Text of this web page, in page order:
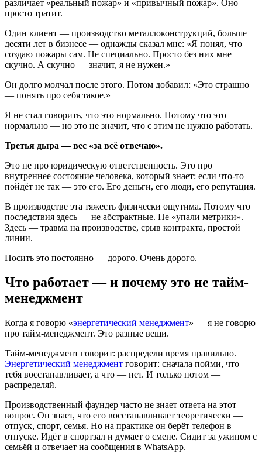
различает «реальный пожар» и «привычный пожар». Оно
просто тратит.
Один клиент — производство металлоконструкций, больше
десяти лет в бизнесе — однажды сказал мне: «Я понял, что
создаю пожары сам. Не специально. Просто без них мне
скучно. А скучно — значит, я не нужен.»
Он долго молчал после этого. Потом добавил: «Это страшно
— понять про себя такое.»
Я не стал говорить, что это нормально. Потому что это
нормально — но это не значит, что с этим не нужно работать.
Третья дыра — вес «за всё отвечаю».
Это не про юридическую ответственность. Это про
внутреннее состояние человека, который знает: если что-то
пойдёт не так — это его. Его деньги, его люди, его репутация.
В производстве эта тяжесть физически ощутима. Потому что
последствия здесь — не абстрактные. Не «упали метрики».
Здесь — травма на производстве, срыв контракта, простой
линии.
Носить это постоянно — дорого. Очень дорого.
Что работает — и почему это не тайм-
менеджмент
Когда я говорю «энергетический менеджмент» — я не говорю
про тайм-менеджмент. Это разные вещи.
Тайм-менеджмент говорит: распредели время правильно.
Энергетический менеджмент говорит: сначала пойми, что
тебя восстанавливает, а что — нет. И только потом —
распределяй.
Производственный фаундер часто не знает ответа на этот
вопрос. Он знает, что его восстанавливает теоретически —
отпуск, спорт, семья. Но на практике он берёт телефон в
отпуске. Идёт в спортзал и думает о смене. Сидит за ужином с
семьёй и отвечает на сообщения в WhatsApp.